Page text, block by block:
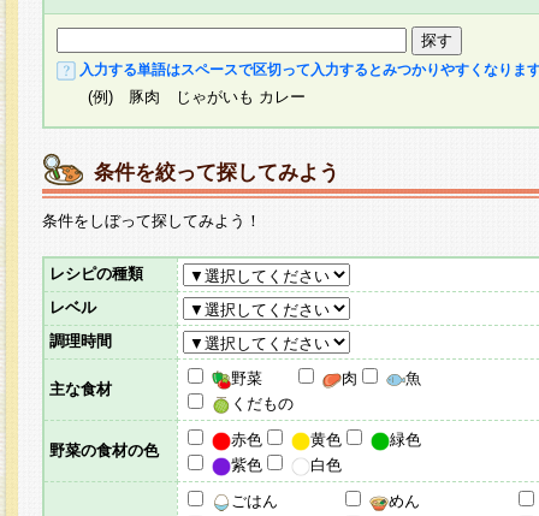
入力する単語はスペースで区切って入力するとみつかりやすくなりま
(例) 豚肉 じゃがいも カレー
条件を絞って探してみよう
条件をしぼって探してみよう！
レシピの種類
レベル
調理時間
主な食材
野菜 肉
魚
くだもの
野菜の食材の色
赤色 黄色
緑色
紫色
白色
ごはん
めん